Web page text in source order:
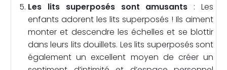
Les lits superposés sont amusants : Les
enfants adorent les lits superposés ! Ils aiment
monter et descendre les échelles et se blottir
dans leurs lits douillets. Les lits superposés sont
également un excellent moyen de créer un